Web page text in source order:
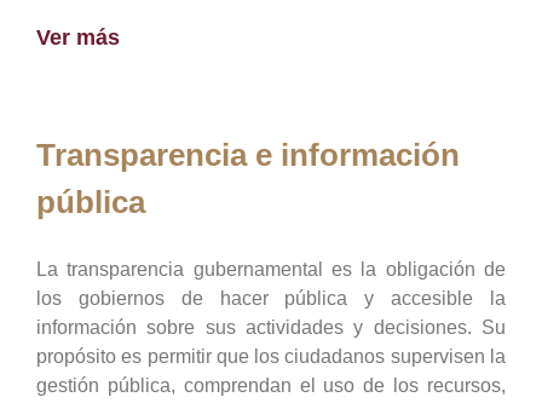
Ver más
Transparencia e información
pública
La transparencia gubernamental es la obligación de
los gobiernos de hacer pública y accesible la
información sobre sus actividades y decisiones. Su
propósito es permitir que los ciudadanos supervisen la
gestión pública, comprendan el uso de los recursos,